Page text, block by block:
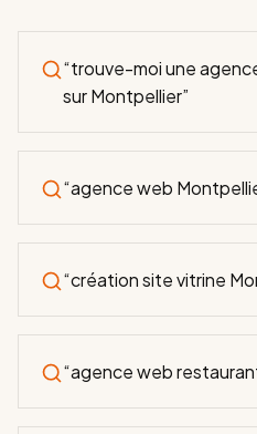
“trouve-moi une
sur Montpellier”
“agence web
“création site vitrine
“agence web